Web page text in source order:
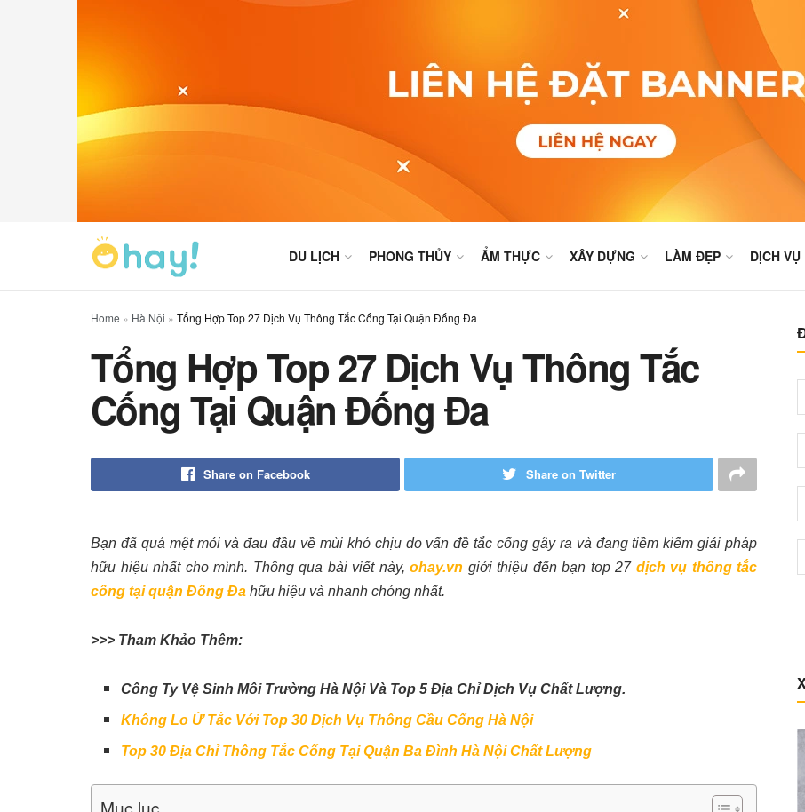
DU LỊCH PHONG THỦY ẨM THỰC XÂY DỰNG LÀM ĐẸP DỊCH
Home » Hà Nội » Tổng Hợp Top 27 Dịch Vụ Thông Tắc Cống Tại Quận Đống Đa
Tổng Hợp Top 27 Dịch Vụ Thông Tắc
Cống Tại Quận Đống Đa
Share on Facebook Share on Twitter
Bạn đã quá mệt mỏi và đau đầu về mùi khó chịu do vấn đề tắc cống gây ra và đang tiềm kiếm giải pháp
hữu hiệu nhất cho mình. Thông qua bài viết này, ohay.vn giới thiệu đến bạn top 27 dịch vụ thông tắc
cống tại quận Đống Đa hữu hiệu và nhanh chóng nhất.
>>> Tham Khảo Thêm:
Công Ty Vệ Sinh Môi Trường Hà Nội Và Top 5 Địa Chỉ Dịch Vụ Chất Lượng.
Không Lo Ứ Tắc Với Top 30 Dịch Vụ Thông Cầu Cống Hà Nội
Top 30 Địa Chỉ Thông Tắc Cống Tại Quận Ba Đình Hà Nội Chất Lượng